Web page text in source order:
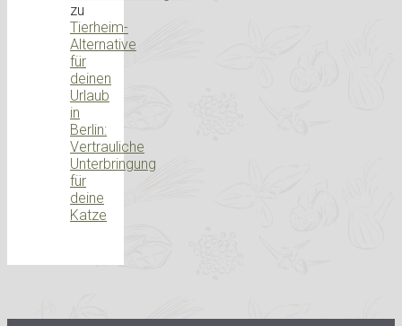
zu
Tierheim-
Alternative
für
deinen
Urlaub
in
Berlin:
Vertrauliche
Unterbringung
für
deine
Katze